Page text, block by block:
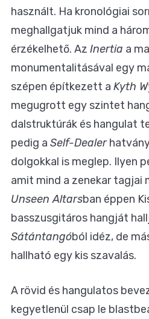
használt. Ha kronológiai
meghallgatjuk mind a
érzékelhető. Az Inertia a
monumentalitásával egy
szépen építkezett a Kyth
megugrott egy szintet
dalstruktúrák és hangulat
pedig a Self-Dealer
dolgokkal is meglep. Ilyen
amit mind a zenekar tagjai
Unseen Altarsban éppen
basszusgitáros hangját
Sátántangóból idéz, de
hallható egy kis szavalás.
A rövid és hangulatos
kegyetlenül csap le